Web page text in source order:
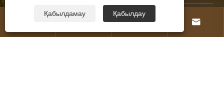
Бізбен хабарласыңы  
Қабылдамау Қабылдау